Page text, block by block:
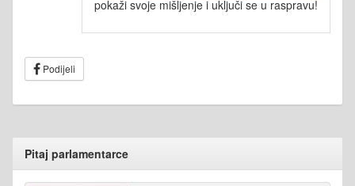
pokaži svoje mišljenje i uključi se u raspravu!
Podijeli
Pitaj parlamentarce